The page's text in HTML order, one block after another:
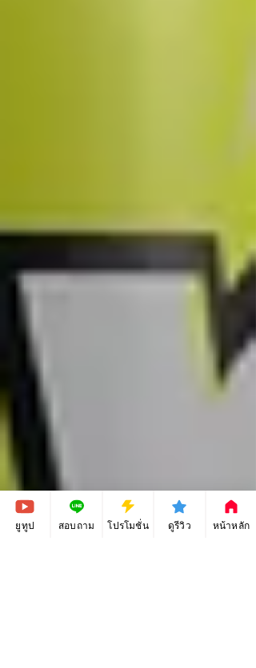
ยูทูป สอบถาม โปรโมชั่น ดูรีวิว หน้าหลัก